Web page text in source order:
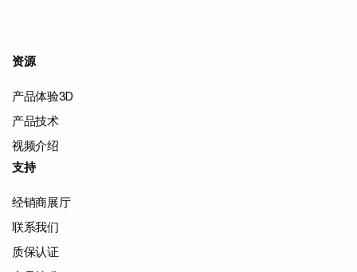
资源
产品体验3D
产品技术
视频介绍
支持
经销商展厅
联系我们
质保认证